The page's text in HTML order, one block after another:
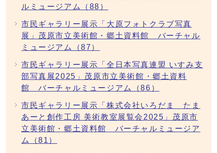
ルミュージアム（88）
市民ギャラリー展示「大原フォトクラブ写真
展」茂原市立美術館・郷土資料館 バーチャル
ミュージアム（87）
市民ギャラリー展示「全日本写真連盟 いすみ支
部写真展2025」茂原市立美術館・郷土資料
館 バーチャルミュージアム（86）
市民ギャラリー展示「株式会社いろだま たま
あーと創作工房 美術教室展覧会2025」茂原市
立美術館・郷土資料館 バーチャルミュージア
ム（81）